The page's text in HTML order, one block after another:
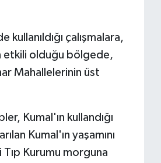
çalışmalara,
etkili olduğu bölgede,
Mahallelerinin üst
Kumal'ın kullandığı
Kumal'ın yaşamını
Kurumu morguna